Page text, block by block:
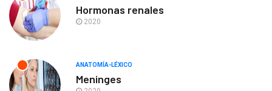
Hormonas renales
2020
ANATOMÍA-LÉXICO
Meninges